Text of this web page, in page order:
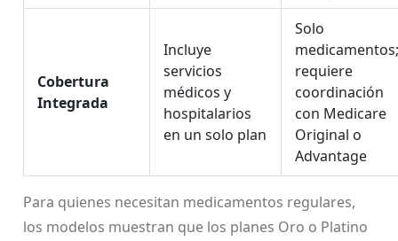
Cobertura
Integrada
Incluye
servicios
médicos y
hospitalarios
en un solo plan
Solo
medicamentos;
requiere
coordinación
con Medicare
Original o
Advantage
Para quienes necesitan medicamentos regulares,
los modelos muestran que los planes Oro o Platino